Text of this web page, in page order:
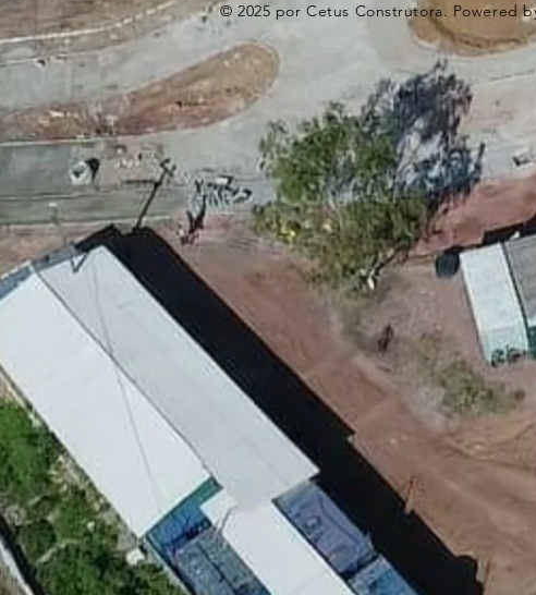
© 2025 por Cetus Construtora. Powered